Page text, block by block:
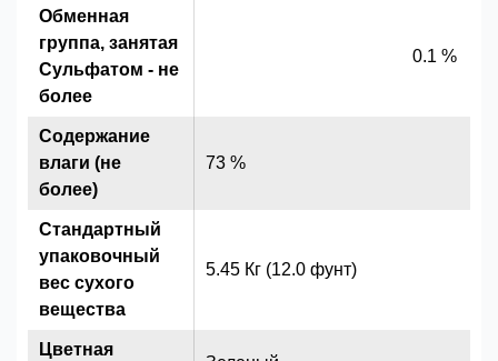
0.1 %
73 %
5.45 Кг (12.0 фунт)
Обменная
группа, занятая
Сульфатом - не
более
Содержание
влаги (не
более)
Стандартный
упаковочный
вес сухого
вещества
Цветная